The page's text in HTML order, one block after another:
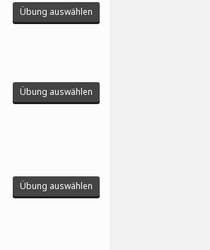
Übung auswählen
Übung auswählen
Übung auswählen